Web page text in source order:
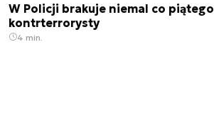
W Policji brakuje niemal co piątego
kontrterrorysty
4 min.